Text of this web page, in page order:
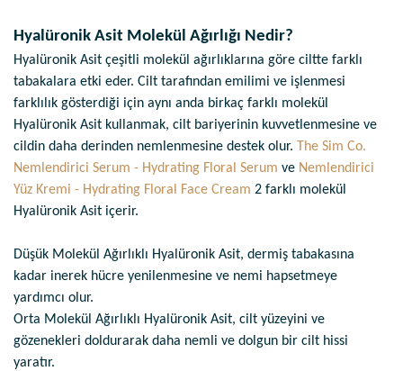
Hyalüronik Asit Molekül Ağırlığı Nedir?
Hyalüronik Asit çeşitli molekül ağırlıklarına göre ciltte farklı
tabakalara etki eder. Cilt tarafından emilimi ve işlenmesi
farklılık gösterdiği için aynı anda birkaç farklı molekül
Hyalüronik Asit kullanmak, cilt bariyerinin kuvvetlenmesine ve
cildin daha derinden nemlenmesine destek olur.
The Sim Co.
Nemlendirici Serum - Hydrating Floral Serum ve Nemlendirici
Yüz Kremi - Hydrating Floral Face Cream 2 farklı molekül
Hyalüronik Asit içerir.
Düşük Molekül Ağırlıklı Hyalüronik Asit, dermiş tabakasına
kadar inerek hücre yenilenmesine ve nemi hapsetmeye
yardımcı olur.
Orta Molekül Ağırlıklı Hyalüronik Asit, cilt yüzeyini ve
gözenekleri doldurarak daha nemli ve dolgun bir cilt hissi
yaratır.